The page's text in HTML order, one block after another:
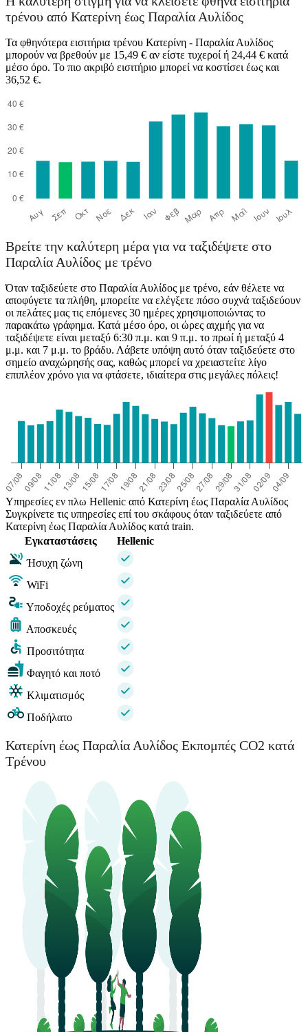
τρένου από Κατερίνη έως Παραλία Αυλίδος
Τα φθηνότερα εισιτήρια τρένου Κατερίνη - Παραλία Αυλίδος
μπορούν να βρεθούν με 15,49 € αν είστε τυχεροί ή 24,44 € κατά
μέσο όρο. Το πιο ακριβό εισιτήριο μπορεί να κοστίσει έως και
36,52 €.
Βρείτε την καλύτερη μέρα για να ταξιδέψετε στο
Παραλία Αυλίδος με τρένο
Όταν ταξιδεύετε στο Παραλία Αυλίδος με τρένο, εάν θέλετε να
αποφύγετε τα πλήθη, μπορείτε να ελέγξετε πόσο συχνά ταξιδεύουν
οι πελάτες μας τις επόμενες 30 ημέρες χρησιμοποιώντας το
παρακάτω γράφημα. Κατά μέσο όρο, οι ώρες αιχμής για να
ταξιδέψετε είναι μεταξύ 6:30 π.μ. και 9 π.μ. το πρωί ή μεταξύ 4
μ.μ. και 7 μ.μ. το βράδυ. Λάβετε υπόψη αυτό όταν ταξιδεύετε στο
σημείο αναχώρησής σας, καθώς μπορεί να χρειαστείτε λίγο
επιπλέον χρόνο για να φτάσετε, ιδιαίτερα στις μεγάλες πόλεις!
Υπηρεσίες εν πλω Hellenic από Κατερίνη έως Παραλία Αυλίδος
Συγκρίνετε τις υπηρεσίες επί του σκάφους όταν ταξιδεύετε από
Κατερίνη έως Παραλία Αυλίδος κατά train.
Εγκαταστάσεις
Hellenic
Ήσυχη ζώνη
WiFi
Υποδοχές ρεύματος
Αποσκευές
Προσιτότητα
Φαγητό και ποτό
Κλιματισμός
Ποδήλατο
Κατερίνη έως Παραλία Αυλίδος Εκπομπές CO2 κατά
Τρένου